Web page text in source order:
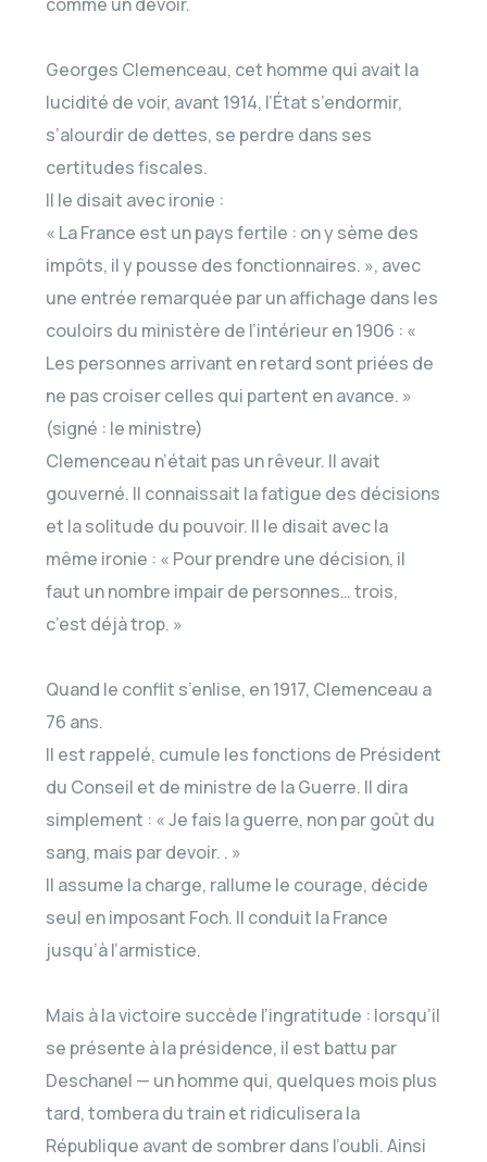
Georges Clemenceau, cet homme qui avait la
lucidité de voir, avant 1914, l’État s’endormir,
s’alourdir de dettes, se perdre dans ses
certitudes fiscales.
Il le disait avec ironie :
« La France est un pays fertile : on y sème des
impôts, il y pousse des fonctionnaires. », avec
une entrée remarquée par un affichage dans les
couloirs du ministère de l’intérieur en 1906 : «
Les personnes arrivant en retard sont priées de
ne pas croiser celles qui partent en avance. »
(signé : le ministre)
Clemenceau n’était pas un rêveur. Il avait
gouverné. Il connaissait la fatigue des décisions
et la solitude du pouvoir. Il le disait avec la
même ironie : « Pour prendre une décision, il
faut un nombre impair de personnes… trois,
c’est déjà trop. »
Quand le conflit s’enlise, en 1917, Clemenceau a
76 ans.
Il est rappelé, cumule les fonctions de Président
du Conseil et de ministre de la Guerre. Il dira
simplement : « Je fais la guerre, non par goût du
sang, mais par devoir. . »
Il assume la charge, rallume le courage, décide
seul en imposant Foch. Il conduit la France
jusqu’à l’armistice.
Mais à la victoire succède l’ingratitude : lorsqu’il
se présente à la présidence, il est battu par
Deschanel — un homme qui, quelques mois plus
tard, tombera du train et ridiculisera la
République avant de sombrer dans l’oubli. Ainsi